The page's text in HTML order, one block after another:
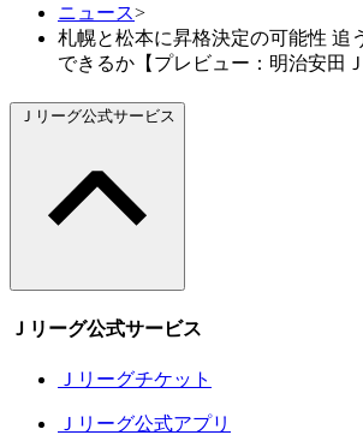
ニュース>
札幌と松本に昇格決定の可能性 追
できるか【プレビュー：明治安田Ｊ
Ｊリーグ公式サービス
Ｊリーグ公式サービス
Ｊリーグチケット
Ｊリーグ公式アプリ